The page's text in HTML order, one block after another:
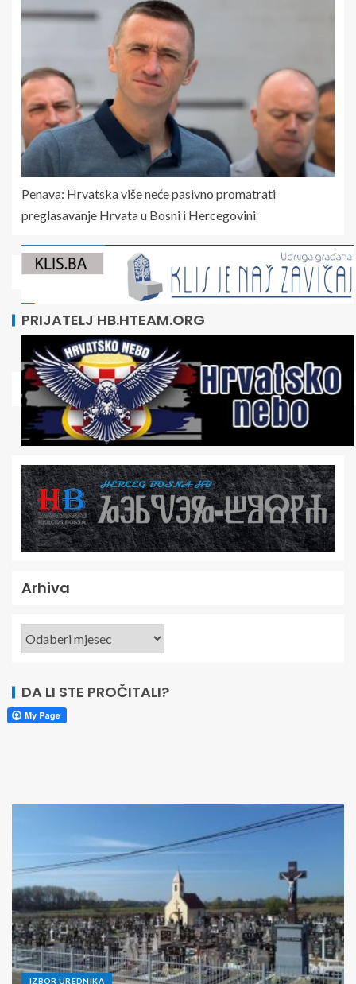
Penava: Hrvatska više neće pasivno promatrati
preglasavanje Hrvata u Bosni i Hercegovini
PRIJATELJ HB.HTEAM.ORG
Arhiva
DA LI STE PROČITALI?
IZBOR UREDNIKA